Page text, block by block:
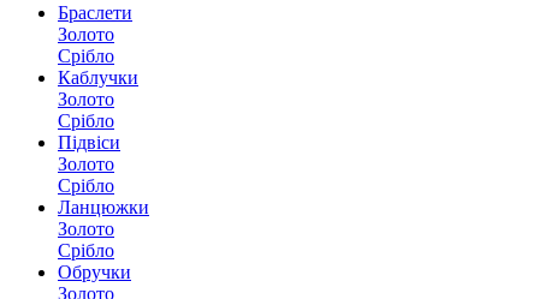
Браслети
Золото
Срібло
Каблучки
Золото
Срібло
Підвіси
Золото
Срібло
Ланцюжки
Золото
Срібло
Обручки
Золото